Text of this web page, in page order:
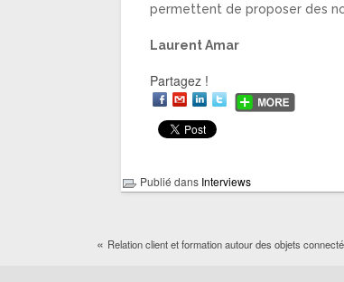
permettent de proposer des
Laurent Amar
Partagez !
Publié dans Interviews
« Relation client et formation autour des objets